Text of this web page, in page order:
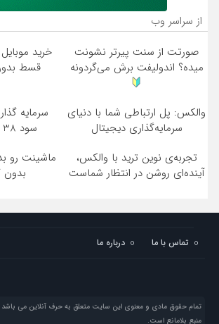
از سراسر وب
صورتت از سنت پیرتر نشونت
میده؟ اندولیفت برش می‌گردونه
قسط
والکس: پل ارتباطی شما با دنیای
سرمایه‌گذاری دیجیتال
سرمایه
سود 38 درصد سالانه
تجربه‌ی نوین ترید با والکس،
آینده‌ای روشن در انتظار شماست
ماشینت رو
تماس با ما درباره ما
تمام حقوق مادی و معنوی این سایت متعلق به حرف آنلاین می باشد
منبع بلامانع است.